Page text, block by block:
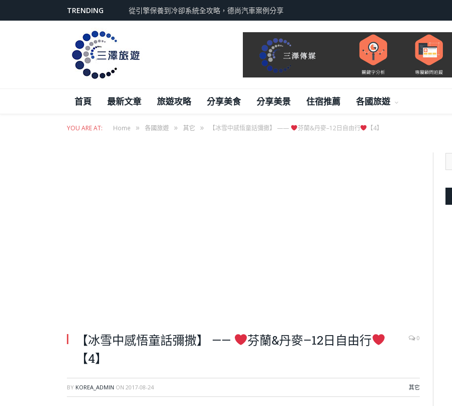
TRENDING 從引擎保養到冷卻系統全攻略，德尚汽車案例分享
首頁 最新文章 旅遊攻略 分享美食 分享美景 住宿推薦 各國旅遊
YOU ARE AT: Home » 各國旅遊 » 其它 » 【冰雪中感悟童話彌撒】 —— 芬蘭&丹麥–12日自由行 【4】
【冰雪中感悟童話彌撒】 ——
芬蘭&丹麥–12日自由行
【4】
0
BY KOREA_ADMIN ON 2017-08-24 其它